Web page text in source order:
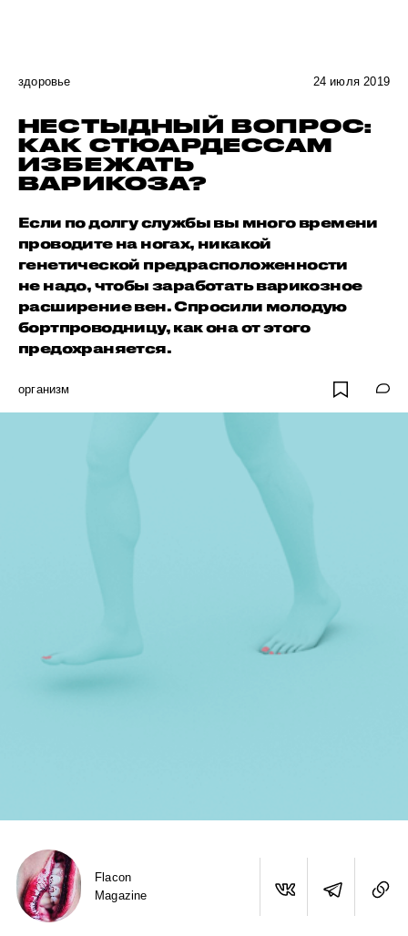
здоровье 24 июля 2019
НЕСТЫДНЫЙ ВОПРОС:
КАК СТЮАРДЕССАМ
ИЗБЕЖАТЬ
ВАРИКОЗА?
Если по долгу службы вы много времени
проводите на ногах, никакой
генетической предрасположенности
не надо, чтобы заработать варикозное
расширение вен. Спросили молодую
бортпроводницу, как она от этого
предохраняется.
организм
Flacon
Magazine